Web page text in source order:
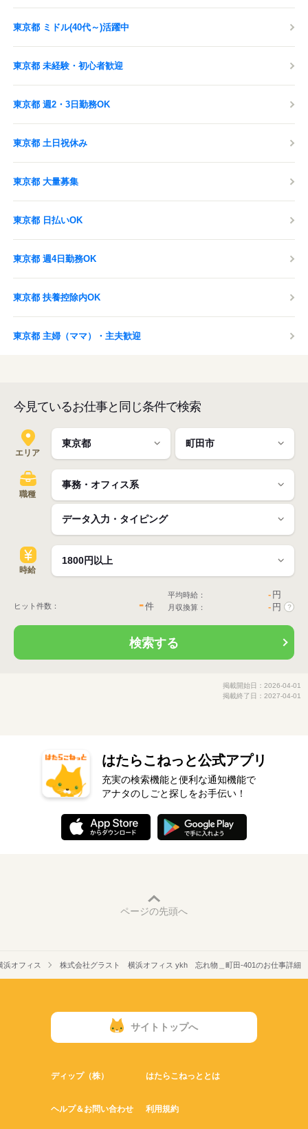
東京都 ミドル(40代～)活躍中
東京都 未経験・初心者歓迎
東京都 週2・3日勤務OK
東京都 土日祝休み
東京都 大量募集
東京都 日払いOK
東京都 週4日勤務OK
東京都 扶養控除内OK
東京都 主婦（ママ）・主夫歓迎
今見ているお仕事と同じ条件で検索
エリア
職種
時給
ヒット件数： -件
平均時給： - 円
月収換算： - 円 ?
検索する
掲載開始日：2026-04-01
掲載終了日：2027-04-01
はたらこねっと公式アプリ
充実の検索機能と便利な通知機能で
アナタのしごと探しをお手伝い！
ページの先頭へ
オフィス 株式会社グラスト 横浜オフィス ykh 忘れ物＿町田-401のお仕事詳細
サイトトップへ
ディップ（株） はたらこねっととは
ヘルプ＆お問い合わせ 利用規約